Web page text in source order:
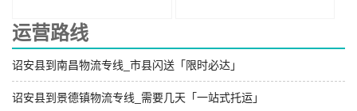
运营路线
诏安县到南昌物流专线_市县闪送「限时必达」
诏安县到景德镇物流专线_需要几天「一站式托运」